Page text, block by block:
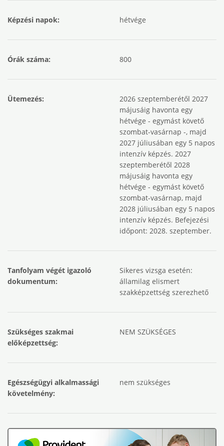
Képzési napok: hétvége
Órák száma: 800
Ütemezés:
2026 szeptemberétől 2027
májusáig havonta egy
hétvége - egymást követő
szombat-vasárnap -, majd
2027 júliusában egy 5 napos
intenzív képzés. 2027
szeptemberétől 2028
májusáig havonta egy
hétvége - egymást követő
szombat-vasárnap, majd
2028 júliusában egy 5 napos
intenzív képzés. Befejezési
időpont: 2028. szeptember.
Tanfolyam végét igazoló
dokumentum:
Sikeres vizsga esetén:
államilag elismert
szakképzettség szerezhető
Szükséges szakmai
előképzettség:
NEM SZÜKSÉGES
Egészségügyi alkalmassági
követelmény:
nem szükséges